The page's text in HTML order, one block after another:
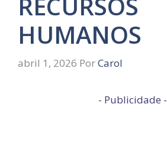
HUMANOS
abril 1, 2026 PorCarol
- Publicidade -